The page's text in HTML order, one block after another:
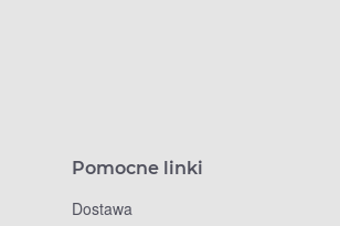
Pomocne linki
Dostawa